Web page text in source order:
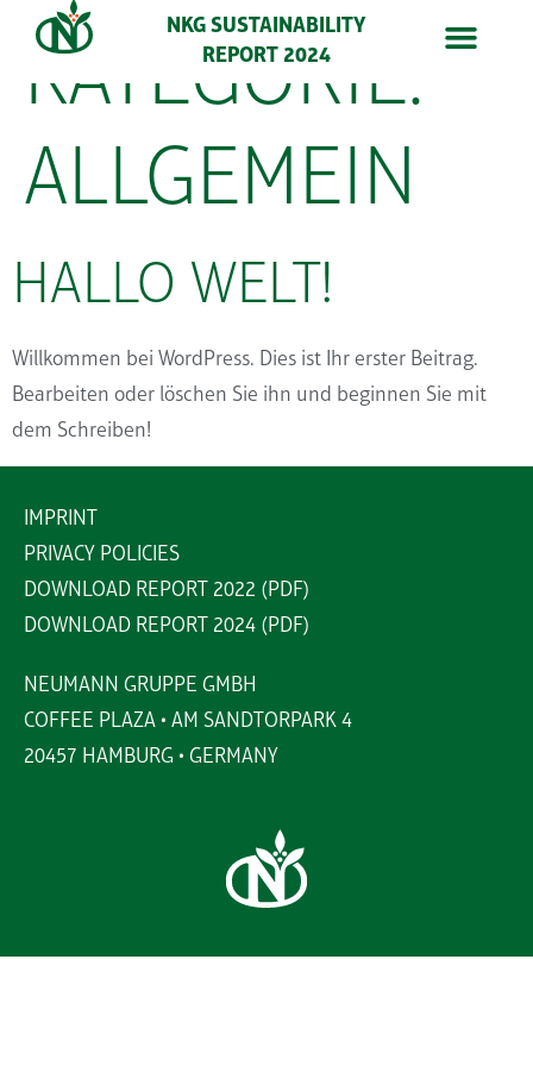
NKG SUSTAINABILITY
REPORT 2024
KATEGORIE:
ALLGEMEIN
HALLO WELT!
Willkommen bei WordPress. Dies ist Ihr erster Beitrag.
Bearbeiten oder löschen Sie ihn und beginnen Sie mit
dem Schreiben!
IMPRINT
PRIVACY POLICIES
DOWNLOAD REPORT 2022 (PDF)
DOWNLOAD REPORT 2024 (PDF)
NEUMANN GRUPPE GMBH
COFFEE PLAZA • AM SANDTORPARK 4
20457 HAMBURG • GERMANY